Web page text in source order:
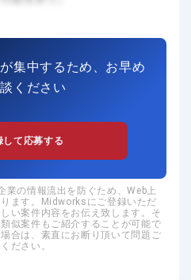
集中するため、お早め
ください
して応募する
業の情報流出を防ぐため、Web上
ます。Midworksにご登録いただ
い案件内容をお伝え致します。そ
似案件もご紹介することが可能で
合は、素直にお断り頂いて問題ご
ださい。